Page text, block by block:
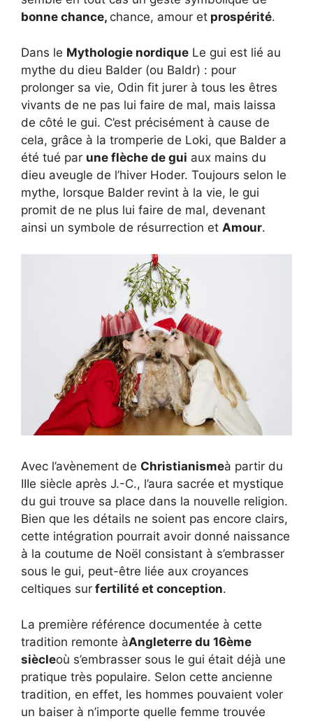
bonne chance, chance, amour et prospérité.
Dans le Mythologie nordique Le gui est lié au
mythe du dieu Balder (ou Baldr) : pour
prolonger sa vie, Odin fit jurer à tous les êtres
vivants de ne pas lui faire de mal, mais laissa
de côté le gui. C’est précisément à cause de
cela, grâce à la tromperie de Loki, que Balder a
été tué par une flèche de gui aux mains du
dieu aveugle de l’hiver Hoder. Toujours selon le
mythe, lorsque Balder revint à la vie, le gui
promit de ne plus lui faire de mal, devenant
ainsi un symbole de résurrection et Amour.
Avec l’avènement de Christianismeà partir du
IIIe siècle après J.-C., l’aura sacrée et mystique
du gui trouve sa place dans la nouvelle religion.
Bien que les détails ne soient pas encore clairs,
cette intégration pourrait avoir donné naissance
à la coutume de Noël consistant à s’embrasser
sous le gui, peut-être liée aux croyances
celtiques sur fertilité et conception.
La première référence documentée à cette
tradition remonte àAngleterre du 16ème
siècleoù s’embrasser sous le gui était déjà une
pratique très populaire. Selon cette ancienne
tradition, en effet, les hommes pouvaient voler
un baiser à n’importe quelle femme trouvée